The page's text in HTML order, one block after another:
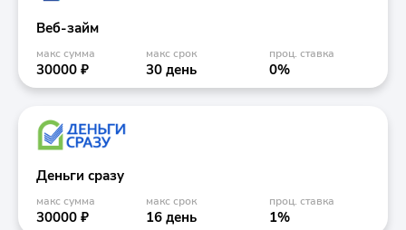
Веб-займ
макс сумма
30000 ₽
макс срок
30 день
проц. ставка
0%
Деньги сразу
макс сумма
30000 ₽
макс срок
16 день
проц. ставка
1%